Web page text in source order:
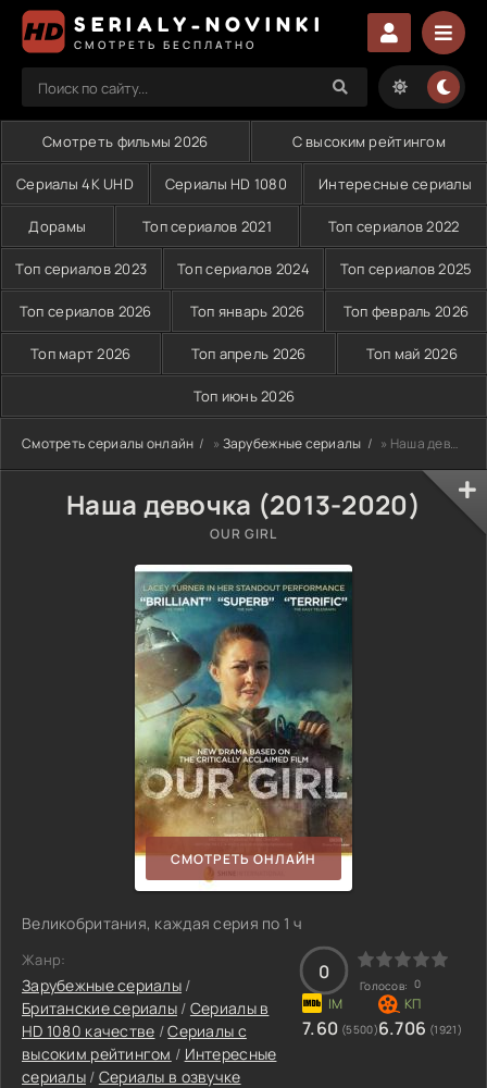
SERIALY-NOVINKI
СМОТРЕТЬ БЕСПЛАТНО
Смотреть фильмы 2026 С высоким рейтингом
Сериалы 4K UHD Сериалы HD 1080 Интересные сериалы
Дорамы Топ сериалов 2021 Топ сериалов 2022
Топ сериалов 2023 Топ сериалов 2024 Топ сериалов 2025
Топ сериалов 2026 Топ январь 2026 Топ февраль 2026
Топ март 2026 Топ апрель 2026 Топ май 2026
Топ июнь 2026
Смотреть сериалы онлайн » Зарубежные сериалы » Наша девочка (2013-2020)
Наша девочка (2013-2020)
OUR GIRL
СМОТРЕТЬ ОНЛАЙН
Великобритания, каждая серия по 1 ч
Жанр:
Зарубежные сериалы /
Британские сериалы / Сериалы в
HD 1080 качестве /Сериалы с
высоким рейтингом / Интересные
сериалы/ Сериалы в озвучке
0
Голосов: 0
7.60 (5500)6.706 (1921)